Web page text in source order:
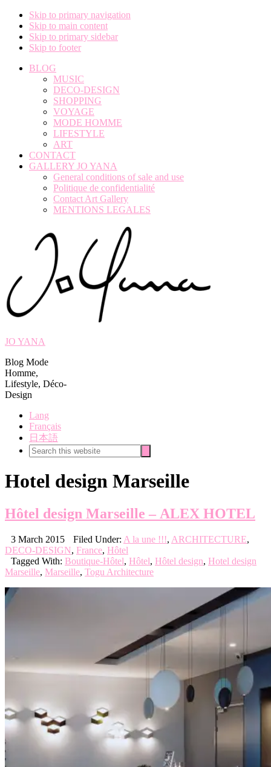
Skip to primary navigation
Skip to main content
Skip to primary sidebar
Skip to footer
BLOG
MUSIC
DECO-DESIGN
SHOPPING
VOYAGE
MODE HOMME
LIFESTYLE
ART
CONTACT
GALLERY JO YANA
General conditions of sale and use
Politique de confidentialité
Contact Art Gallery
MENTIONS LEGALES
JO YANA
Blog Mode
Homme,
Lifestyle, Déco-
Design
Lang
Français
日本語
Search
this
Hotel design Marseille
Hôtel design Marseille – ALEX HOTEL
3 March 2015 Filed Under: A la une !!!, ARCHITECTURE,
DECO-DESIGN, France, Hôtel
Tagged With: Boutique-Hôtel, Hôtel, Hôtel design, Hotel design
Marseille, Marseille, Togu Architecture